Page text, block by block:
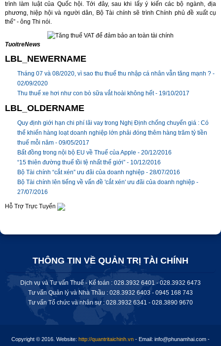
trình làm luật của Quốc hội. Tới đây, sau khi lấy ý kiến các bộ ngành, địa
phương, hiệp hội và người dân, Bộ Tài chính sẽ trình Chính phủ đề xuất cụ
thể” - ông Thi nói.
TuoitreNews
LBL_NEWERNAME
Tháng 07 và 08/2020, vì sao thu thuế thu nhập cá nhân vẫn tăng mạnh ? -
02/09/2020
Thu thuế xe hơi như con bò sữa vắt hoài không hết - 19/10/2017
LBL_OLDERNAME
Quy định giới hạn chi phí lãi vay trong Nghị Định chống chuyển giá : Có
thể khiến hàng loạt doanh nghiệp lớn phải đóng thêm hàng trăm tỷ tiền
thuế mỗi năm - 09/05/2017
Bất đồng trong nội bộ EU về Thuế của Apple - 20/12/2016
“15 thiên đường thuế tồi tệ nhất thế giới” - 10/12/2016
Bộ Tài chính “cắt xén” ưu đãi của doanh nghiệp - 28/07/2016
Bộ Tài chính lên tiếng về vấn đề 'cắt xén' ưu đãi của doanh nghiệp -
27/07/2016
Hỗ Trợ Trực Tuyến
THÔNG TIN VỀ QUẢN TRỊ TÀI CHÍNH
Dịch vụ và Tư vấn Thuế - Kế toán : 028.3932 6401 - 028.3932 6473
Tư vấn Quản lý và Nhà Thầu : 028.3932 6403 - 0945 168 743
Tư vấn Tổ chức và nhân sự : 028.3932 6341 - 028.3890 9670
Copyright © 2016. Website: http://quantritaichinh.vn - Email: info@phunamhai.com -